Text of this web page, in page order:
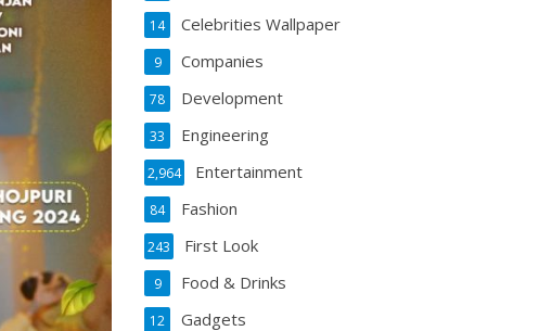
Celebrities Wallpaper
14
Companies
9
Development
78
Engineering
33
Entertainment
2,964
Fashion
84
First Look
243
Food & Drinks
9
Gadgets
12